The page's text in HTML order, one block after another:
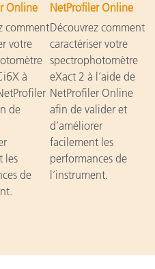
Online
comment
votre
à
de
les
de
NetProfiler Online
Découvrez comment
caractériser votre
spectrophotomètre
eXact 2 à l’aide de
NetProfiler Online
afin de valider et
d’améliorer
facilement les
performances de
l’instrument.